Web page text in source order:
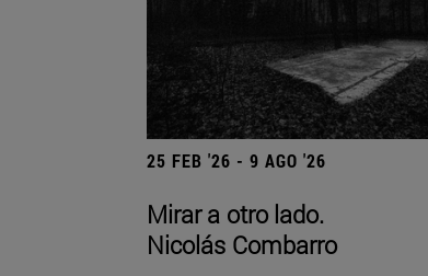
25 FEB '26 - 9 AGO '26
Mirar a otro lado.
Nicolás Combarro